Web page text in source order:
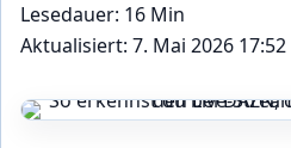
Lesedauer: 16 Min
Aktualisiert: 7. Mai 2026 17:52